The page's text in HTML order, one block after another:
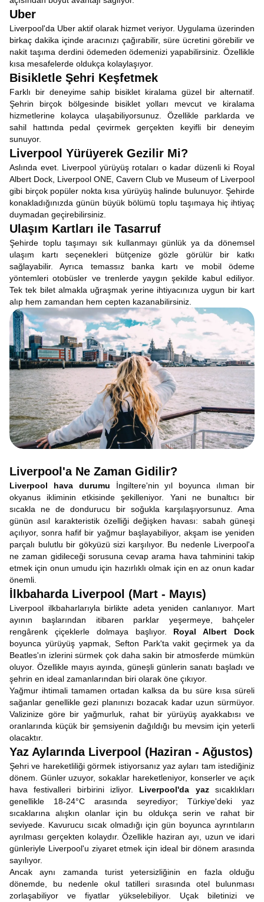
Uber
Liverpool'da Uber aktif olarak hizmet veriyor. Uygulama üzerinden
birkaç dakika içinde aracınızı çağırabilir, süre ücretini görebilir ve
nakit taşıma derdini ödemeden ödemenizi yapabilirsiniz. Özellikle
kısa mesafelerde oldukça kolaylaşıyor.
Bisikletle Şehri Keşfetmek
Farklı bir deneyime sahip bisiklet kiralama güzel bir alternatif.
Şehrin birçok bölgesinde bisiklet yolları mevcut ve kiralama
hizmetlerine kolayca ulaşabiliyorsunuz. Özellikle parklarda ve
sahil hattında pedal çevirmek gerçekten keyifli bir deneyim
sunuyor.
Liverpool Yürüyerek Gezilir Mi?
Aslında evet. Liverpool yürüyüş rotaları o kadar düzenli ki Royal
Albert Dock, Liverpool ONE, Cavern Club ve Museum of Liverpool
gibi birçok popüler nokta kısa yürüyüş halinde bulunuyor. Şehirde
konakladığınızda günün büyük bölümü toplu taşımaya hiç ihtiyaç
duymadan geçirebilirsiniz.
Ulaşım Kartları ile Tasarruf
Şehirde toplu taşımayı sık kullanmayı günlük ya da dönemsel
ulaşım kartı seçenekleri bütçenize gözle görülür bir katkı
sağlayabilir. Ayrıca temassız banka kartı ve mobil ödeme
yöntemleri otobüsler ve trenlerde yaygın şekilde kabul ediliyor.
Tek tek bilet almakla uğraşmak yerine ihtiyacınıza uygun bir kart
alıp hem zamandan hem cepten kazanabilirsiniz.
Liverpool'a Ne Zaman Gidilir?
Liverpool hava durumu İngiltere'nin yıl boyunca ılıman bir
okyanus ikliminin etkisinde şekilleniyor. Yani ne bunaltıcı bir
sıcakla ne de dondurucu bir soğukla ​​karşılaşıyorsunuz. Ama
günün asıl karakteristik özelliği değişken havası: sabah güneşi
açılıyor, sonra hafif bir yağmur başlayabiliyor, akşam ise yeniden
parçalı bulutlu bir gökyüzü sizi karşılıyor. Bu nedenle Liverpool'a
ne zaman gidileceği sorusuna cevap arama hava tahminini takip
etmek için onun umudu için hazırlıklı olmak için en az onun kadar
önemli.
İlkbaharda Liverpool (Mart - Mayıs)
Liverpool ilkbaharlarıyla birlikte adeta yeniden canlanıyor. Mart
ayının başlarından itibaren parklar yeşermeye, bahçeler
rengârenk çiçeklerle dolmaya başlıyor. Royal Albert Dock
boyunca yürüyüş yapmak, Sefton Park'ta vakit geçirmek ya da
Beatles'ın izlerini sürmek çok daha sakin bir atmosferde mümkün
oluyor. Özellikle mayıs ayında, güneşli günlerin sanatı başladı ve
şehrin en ideal zamanlarından biri olarak öne çıkıyor.
Yağmur ihtimali tamamen ortadan kalksa da bu süre kısa süreli
sağanlar genellikle gezi planınızı bozacak kadar uzun sürmüyor.
Valizinize göre bir yağmurluk, rahat bir yürüyüş ayakkabısı ve
oranlarında küçük bir şemsiyenin dağıldığı bu mevsim için yeterli
olacaktır.
Yaz Aylarında Liverpool (Haziran - Ağustos)
Şehri ve hareketliliği görmek istiyorsanız yaz ayları tam istediğiniz
dönem. Günler uzuyor, sokaklar hareketleniyor, konserler ve açık
hava festivalleri birbirini izliyor. Liverpool'da yazsıcaklıkları
genellikle 18-24°C arasında seyrediyor; Türkiye'deki yaz
sıcaklarına alışkın olanlar için bu oldukça serin ve rahat bir
seviyede. Kavurucu sıcak olmadığı için gün boyunca ayrıntıların
ayrılması gerçekten kolaydır. Özellikle haziran ayı, uzun ve idari
günleriyle Liverpool'u ziyaret etmek için ideal bir dönem arasında
sayılıyor.
Ancak aynı zamanda turist yetersizliğinin en fazla olduğu
dönemde, bu nedenle okul tatilleri sırasında otel bulunması
zorlaşabiliyor ve fiyatlar yükselebiliyor. Uçak biletinizi ve